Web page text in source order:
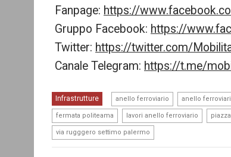
Fanpage: https://
Gruppo Facebook: https://
Twitter: https://twitter.com/
Canale Telegram: https://t.me/
Infrastrutture anello ferroviario anello
fermata politeama lavori anello ferroviario
via rugggero settimo palermo